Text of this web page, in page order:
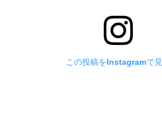
この投稿をInstagramで